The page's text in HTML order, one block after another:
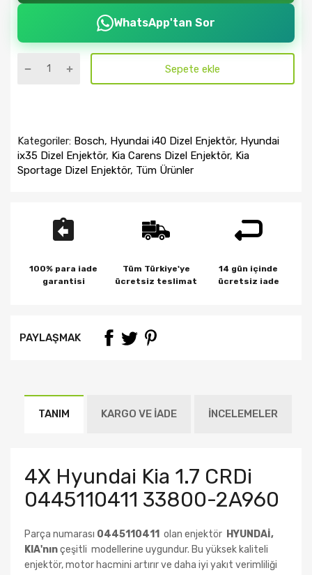
WhatsApp'tan Sor
Sepete ekle
Kategoriler: Bosch, Hyundai i40 Dizel Enjektör, Hyundai
ix35 Dizel Enjektör, Kia Carens Dizel Enjektör, Kia
Sportage Dizel Enjektör, Tüm Ürünler
100% para iade
garantisi
Tüm Türkiye'ye
ücretsiz teslimat
14 gün içinde
ücretsiz iade
PAYLAŞMAK
TANIM KARGO VE İADE İNCELEMELER
4X Hyundai Kia 1.7 CRDi
0445110411 33800-2A960
Parça numarası 0445110411 olan enjektör HYUNDAİ,
KIA'nınçeşitli modellerine uygundur. Bu yüksek kaliteli
enjektör, motor hacmini artırır ve daha iyi yakıt verimliliği